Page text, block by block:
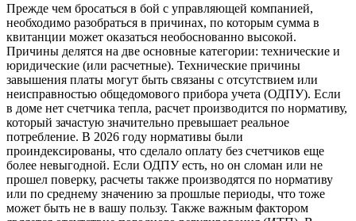
Прежде чем бросаться в бой с управляющей компанией,
необходимо разобраться в причинах, по которым сумма в
квитанции может оказаться необоснованно высокой.
Причины делятся на две основные категории: технические и
юридические (или расчетные). Технические причины
завышения платы могут быть связаны с отсутствием или
неисправностью общедомового прибора учета (ОДПУ). Если
в доме нет счетчика тепла, расчет производится по нормативу,
который зачастую значительно превышает реальное
потребление. В 2026 году нормативы были
проиндексированы, что сделало оплату без счетчиков еще
более невыгодной. Если ОДПУ есть, но он сломан или не
прошел поверку, расчеты также производятся по нормативу
или по среднему значению за прошлые периоды, что тоже
может быть не в вашу пользу. Также важным фактором